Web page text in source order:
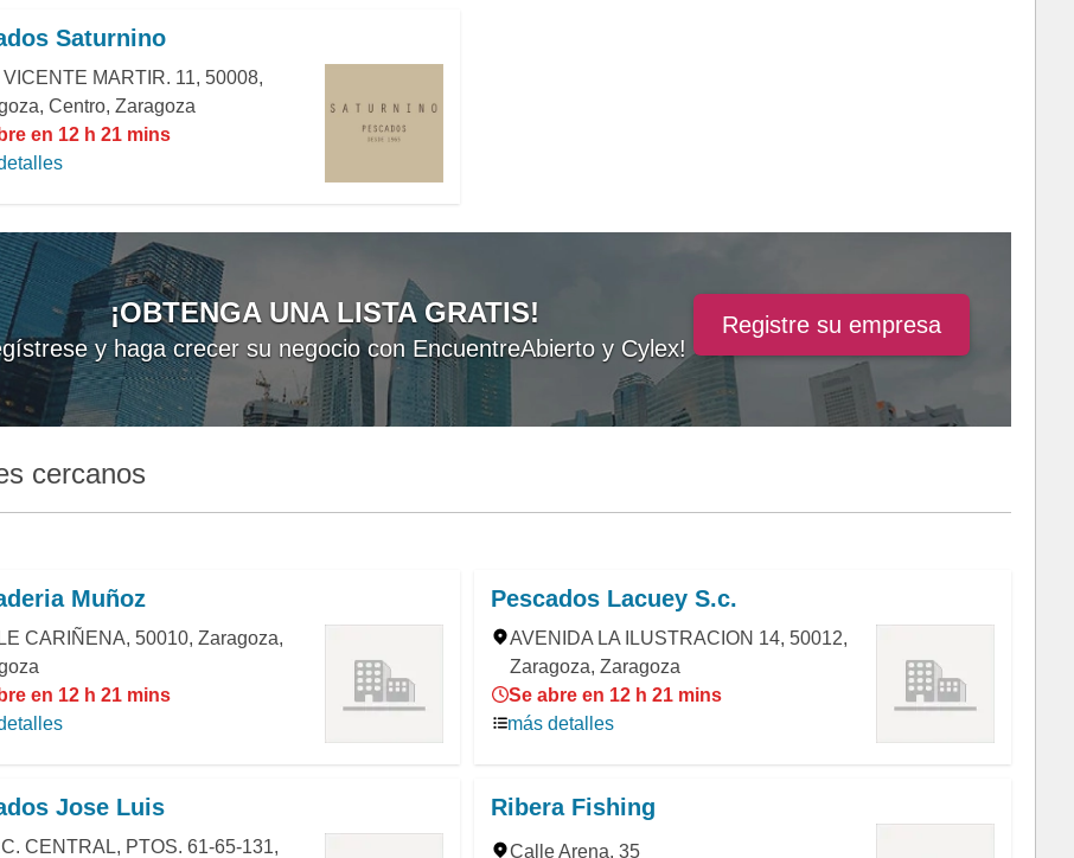
Saturnino
MARTIR. 11, 50008,
Centro, Zaragoza
en 12 h 21 mins
¡OBTENGA UNA LISTA GRATIS!
y haga crecer su negocio con EncuentreAbierto y Cylex!
Registre su empresa
cercanos
Muñoz
CARIÑENA, 50010, Zaragoza,
en 12 h 21 mins
Pescados Lacuey S.c.
AVENIDA LA ILUSTRACION 14, 50012,
Zaragoza, Zaragoza
Se abre en 12 h 21 mins
más detalles
Jose Luis
CENTRAL, PTOS. 61-65-131,
Ribera Fishing
Calle Arena, 35